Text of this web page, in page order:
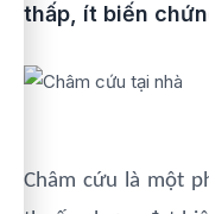
thấp, ít biến
Châm cứu là một